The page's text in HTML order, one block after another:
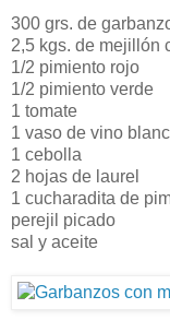
300 grs. de
2,5 kgs. de mejillón
1/2 pimiento rojo
1/2 pimiento verde
1 tomate
1 vaso de vino
1 cebolla
2 hojas de laurel
1 cucharadita de
perejil picado
sal y aceite